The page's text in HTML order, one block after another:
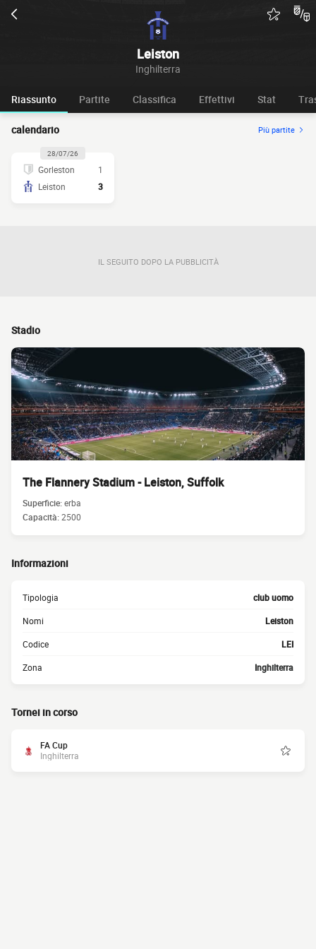
Leiston
Inghilterra
Riassunto Partite Classifica Effettivi Stat
calendario Più partite
28/07/26
Gorleston
1
Leiston
3
IL SEGUITO DOPO LA PUBBLICITÀ
Stadio
The Flannery Stadium - Leiston, Suffolk
Superficie:erba
Capacità:2500
Informazioni
Tipologia club uomo
Nomi Leiston
Codice LEI
Zona Inghilterra
Tornei in corso
FA Cup
Inghilterra